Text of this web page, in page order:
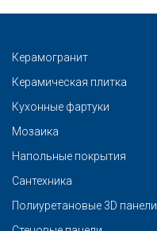
Керамогранит
Керамическая плитка
Кухонные фартуки
Мозаика
Напольные покрытия
Сантехника
Полиуретановые 3D панели